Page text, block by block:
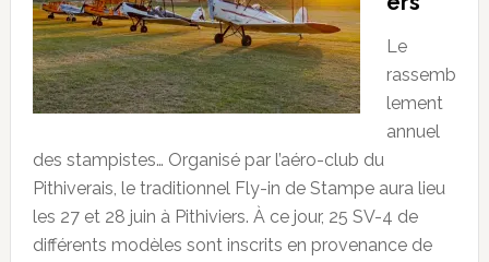
Le
rassemb
lement
annuel
des stampistes… Organisé par l’aéro-club du
Pithiverais, le traditionnel Fly-in de Stampe aura lieu
les 27 et 28 juin à Pithiviers. À ce jour, 25 SV-4 de
différents modèles sont inscrits en provenance de